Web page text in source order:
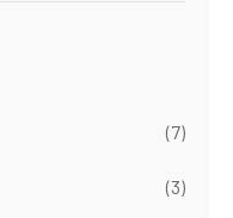
(7)
(3)